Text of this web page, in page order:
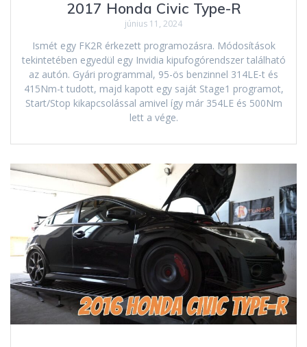
2017 Honda Civic Type-R
június 11, 2024
Ismét egy FK2R érkezett programozásra. Módosítások
tekintetében egyedül egy Invidia kipufogórendszer található
az autón. Gyári programmal, 95-ös benzinnel 314LE-t és
415Nm-t tudott, majd kapott egy saját Stage1 programot,
Start/Stop kikapcsolással amivel így már 354LE és 500Nm
lett a vége.